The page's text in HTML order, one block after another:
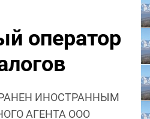
оператор
ИНОСТРАННЫМ
АГЕНТА ООО